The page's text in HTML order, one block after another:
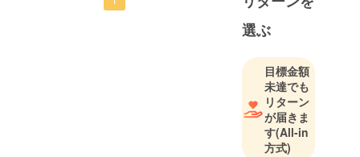
選ぶ
目標金額
未達でも
リターン
が届きま
す(All-in
方式)